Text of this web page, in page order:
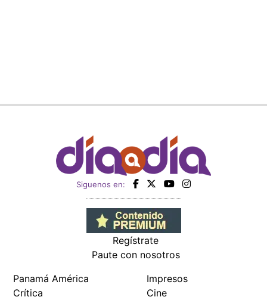
Siguenos en:
Regístrate
Paute con nosotros
Panamá América
Crítica
Impresos
Cine